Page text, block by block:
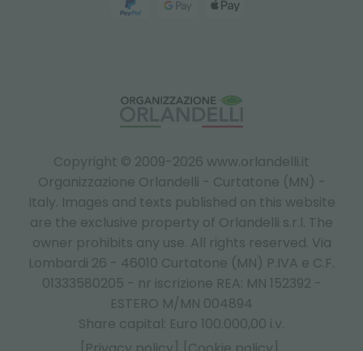
Copyright © 2009-2026 www.orlandelli.it
Organizzazione Orlandelli - Curtatone (MN) -
Italy. Images and texts published on this website
are the exclusive property of Orlandelli s.r.l. The
owner prohibits any use. All rights reserved. Via
Lombardi 26 - 46010 Curtatone (MN) P.IVA e C.F.
01333580205 - nr iscrizione REA: MN 152392 -
ESTERO M/MN 004894
Share capital: Euro 100.000,00 i.v.